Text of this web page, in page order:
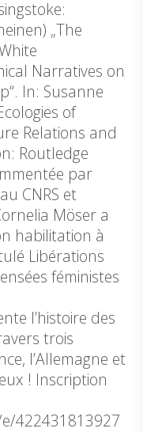
„The
Narratives on
In: Susanne
of
Relations and
Routledge
par
CNRS et
Möser a
habilitation à
Libérations
féministes
l’histoire des
trois
l’Allemagne et
! Inscription
422431813927